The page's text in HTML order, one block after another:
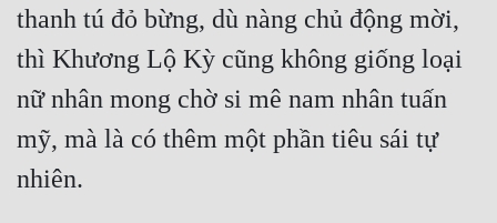
Đẹp Hiệp
Tính Cách Nhân Vật :
Cơ Trí
thanh tú đỏ bừng, dù nàng chủ động mời,
thì Khương Lộ Kỳ cũng không giống loại
nữ nhân mong chờ si mê nam nhân tuấn
mỹ, mà là có thêm một phần tiêu sái tự
nhiên.